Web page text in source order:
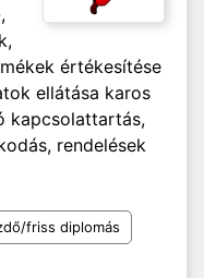
értékesítése
ellátása karos
kapcsolattartás,
rendelések
friss diplomás